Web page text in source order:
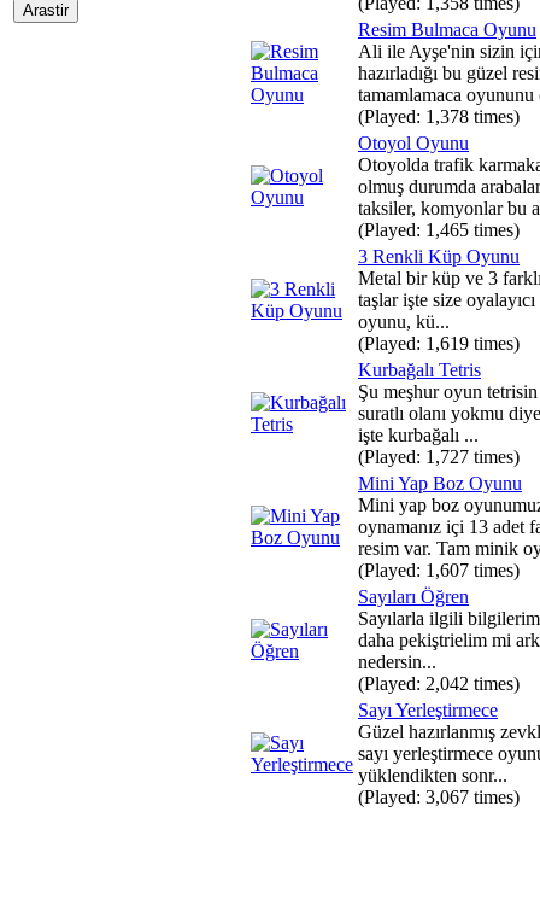
Resim Bulmaca Oyunu
Ali ile Ayşe'nin sizin
hazırladığı bu güzel
tamamlamaca oyununu
(Played: 1,378 times)
Otoyol Oyunu
Otoyolda trafik
olmuş durumda
taksiler, komyonlar bu
(Played: 1,465 times)
3 Renkli Küp Oyunu
Metal bir küp ve 3
taşlar işte size
oyunu, kü...
(Played: 1,619 times)
Kurbağalı Tetris
Şu meşhur oyun
suratlı olanı yokmu
işte kurbağalı ...
(Played: 1,727 times)
Mini Yap Boz Oyunu
Mini yap boz
oynamanız içi 13 adet
resim var. Tam minik
(Played: 1,607 times)
Sayıları Öğren
Sayılarla ilgili
daha pekiştrielim mi
nedersin...
(Played: 2,042 times)
Sayı Yerleştirmece
Güzel hazırlanmış
sayı yerleştirmece
yüklendikten sonr...
(Played: 3,067 times)